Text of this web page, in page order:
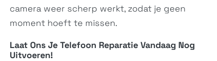
Zenfone 7 ROG Phone 3 Strix
camera weer scherp werkt, zodat je geen
moment hoeft te missen.
Laat Ons Je Telefoon ReparatieVandaag Nog
Uitvoeren!